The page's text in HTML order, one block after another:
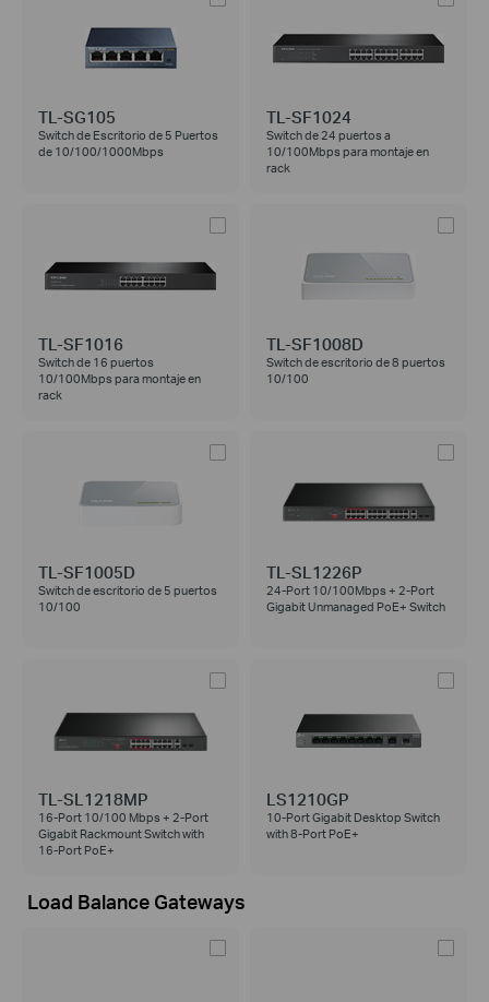
TL-SG105
Switch de Escritorio de 5 Puertos
de 10/100/1000Mbps
TL-SF1024
Switch de 24 puertos a
10/100Mbps para montaje en
rack
TL-SF1016
Switch de 16 puertos
10/100Mbps para montaje en
rack
TL-SF1008D
Switch de escritorio de 8 puertos
10/100
TL-SF1005D
Switch de escritorio de 5 puertos
10/100
TL-SL1226P
24-Port 10/100Mbps + 2-Port
Gigabit Unmanaged PoE+ Switch
TL-SL1218MP
16-Port 10/100 Mbps + 2-Port
Gigabit Rackmount Switch with
16-Port PoE+
LS1210GP
10-Port Gigabit Desktop Switch
with 8-Port PoE+
Load Balance Gateways